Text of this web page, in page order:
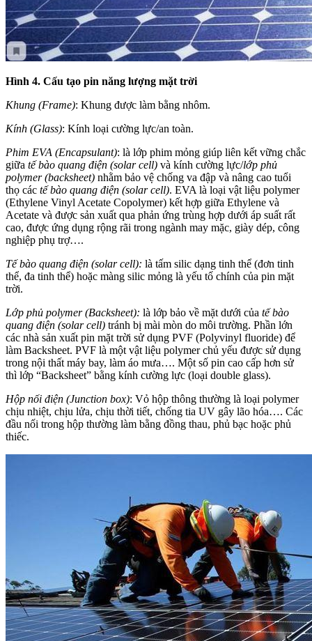
Hình 4. Cấu tạo pin năng lượng mặt trời
Khung (Frame): Khung được làm bằng nhôm.
Kính (Glass): Kính loại cường lực/an toàn.
Phim EVA (Encapsulant): là lớp phim mỏng giúp liên kết vững chắc
giữa tế bào quang điện (solar cell) và kính cường lực/lớp phủ
polymer (backsheet) nhằm bảo vệ chống va đập và nâng cao tuổi
thọ các tế bào quang điện (solar cell). EVA là loại vật liệu polymer
(Ethylene Vinyl Acetate Copolymer) kết hợp giữa Ethylene và
Acetate và được sản xuất qua phản ứng trùng hợp dưới áp suất rất
cao, được ứng dụng rộng rãi trong ngành may mặc, giày dép, công
nghiệp phụ trợ….
Tế bào quang điện (solar cell): là tấm silic dạng tinh thể (đơn tinh
thể, đa tinh thể) hoặc màng silic mỏng là yếu tố chính của pin mặt
trời.
Lớp phủ polymer (Backsheet): là lớp bảo về mặt dưới của tế bào
quang điện (solar cell) tránh bị mài mòn do môi trường. Phần lớn
các nhà sản xuất pin mặt trời sử dụng PVF (Polyvinyl fluoride) để
làm Backsheet. PVF là một vật liệu polymer chủ yếu được sử dụng
trong nội thất máy bay, làm áo mưa…. Một số pin cao cấp hơn sử
thì lớp “Backsheet” bằng kính cường lực (loại double glass).
Hộp nối điện (Junction box): Vỏ hộp thông thường là loại polymer
chịu nhiệt, chịu lửa, chịu thời tiết, chống tia UV gây lão hóa…. Các
đầu nối trong hộp thường làm bằng đồng thau, phủ bạc hoặc phủ
thiếc.